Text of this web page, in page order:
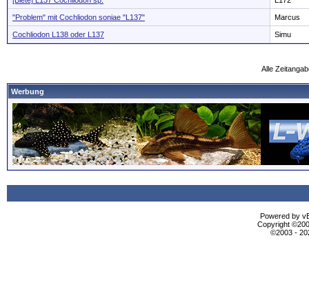
"Problem" mit Cochliodon soniae "L137" Marcus
Cochliodon L138 oder L137 Simu
Alle
Werbung
Powered by
Copyright
©2003 -